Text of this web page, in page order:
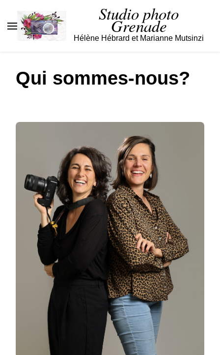
Studio photo
Grenade
Hélène Hébrard et Marianne Mutsinzi
Qui sommes-nous?